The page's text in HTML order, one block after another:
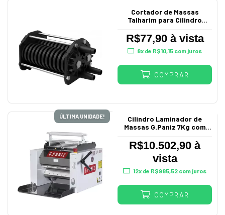
Cortador de Massas
Talharim para Cilindro
R$77,90 à vista
8x de R$10,15 com juros
COMPRAR
ÚLTIMA UNIDADE!
Cilindro Laminador de
Massas G.Paniz 7Kg com
R$10.502,90 à
vista
12x de R$985,52com juros
COMPRAR